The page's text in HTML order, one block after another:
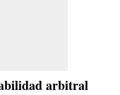
arbitral